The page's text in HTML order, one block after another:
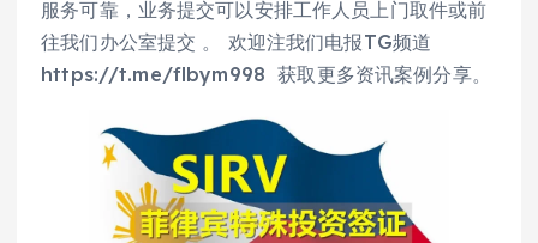
服务可靠，业务提交可以安排工作人员上门取件或前
往我们办公室提交 。 欢迎注我们电报TG频道
https://t.me/flbym998 获取更多资讯案例分享。